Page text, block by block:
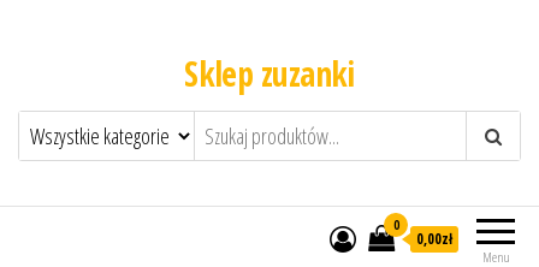
Sklep zuzanki
Menu
0
0,00zł